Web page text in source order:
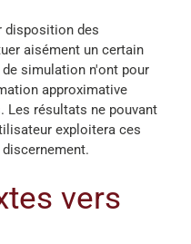
disposition des
aisément un certain
simulation n'ont pour
approximative
Les résultats ne pouvant
exploitera ces
vers